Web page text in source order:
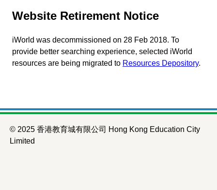
Website Retirement Notice
iWorld was decommissioned on 28 Feb 2018. To
provide better searching experience, selected iWorld
resources are being migrated to Resources Depository.
© 2025 香港教育城有限公司 Hong Kong Education City
Limited